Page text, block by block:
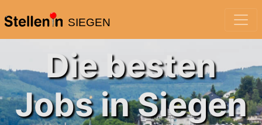
SIEGEN
Die besten
Jobs in Siegen